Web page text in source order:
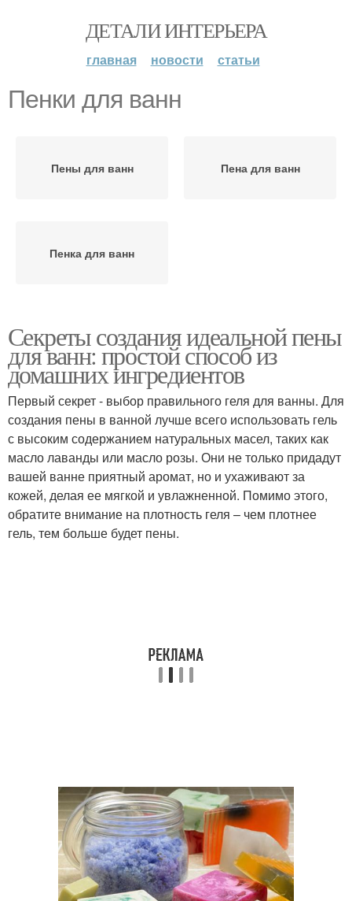
ДЕТАЛИ ИНТЕРЬЕРА
главная новости статьи
Пенки для ванн
Пены для ванн Пена для ванн
Пенка для ванн
Секреты создания идеальной пены
для ванн: простой способ из
домашних ингредиентов
Первый секрет - выбор правильного геля для ванны. Для
создания пены в ванной лучше всего использовать гель
с высоким содержанием натуральных масел, таких как
масло лаванды или масло розы. Они не только придадут
вашей ванне приятный аромат, но и ухаживают за
кожей, делая ее мягкой и увлажненной. Помимо этого,
обратите внимание на плотность геля – чем плотнее
гель, тем больше будет пены.